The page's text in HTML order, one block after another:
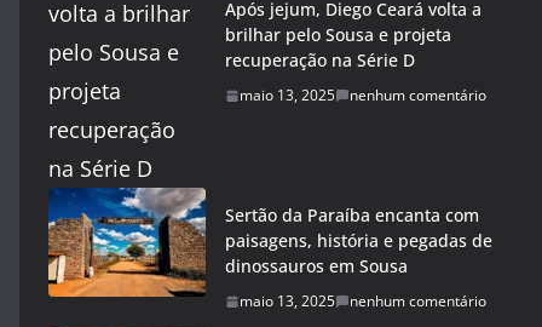
Após jejum, Diego Ceará volta a
brilhar pelo Sousa e projeta
recuperação na Série D
maio 13, 2025 nenhum comentário
Sertão da Paraíba encanta com
paisagens, história e pegadas de
dinossauros em Sousa
maio 13, 2025 nenhum comentário